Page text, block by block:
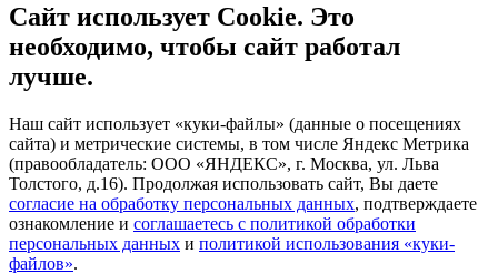
Сайт использует Cookie. Это
необходимо, чтобы сайт работал
лучше.
Наш сайт использует «куки-файлы» (данные о посещениях
сайта) и метрические системы, в том числе Яндекс Метрика
(правообладатель: ООО «ЯНДЕКС», г. Москва, ул. Льва
Толстого, д.16). Продолжая использовать сайт, Вы даете
согласие на обработку персональных данных, подтверждаете
ознакомление и соглашаетесь с политикой обработки
персональных данных и политикой использования «куки-
файлов».